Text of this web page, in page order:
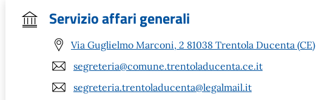
Servizio affari generali
Via Guglielmo Marconi, 2 81038 Trentola Ducenta (CE)
segreteria@comune.trentoladucenta.ce.it
segreteria.trentoladucenta@legalmail.it